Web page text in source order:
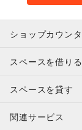
ショップカウン
利用規約・ガイ
特定商取引法に
補償プログラム
スペースを借りる
スペースを借り
ユーザー利用規
スペースを貸す
スペースを貸し
関連サービス